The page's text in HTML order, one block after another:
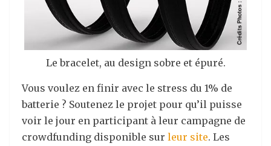
Le bracelet, au design sobre et épuré.
Vous voulez en finir avec le stress du 1% de
batterie ? Soutenez le projet pour qu’il puisse
voir le jour en participant à leur campagne de
crowdfunding disponible sur leur site. Les